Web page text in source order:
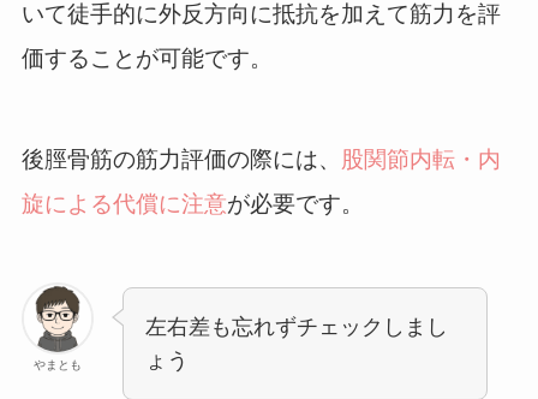
いて徒手的に外反方向に抵抗を加えて筋力を評
価することが可能です。
後脛骨筋の筋力評価の際には、 股関節内転・内
旋による代償に注意が必要です。
やまとも
左右差も忘れずチェックしまし
ょう